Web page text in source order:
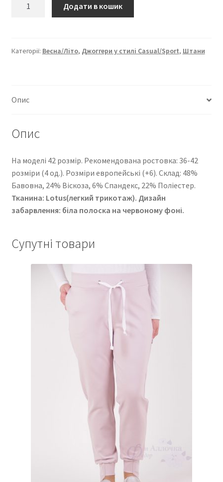
1749
Додати в кошик
Категорії: Весна/Літо, Джоггери у стилі Casual/Sport, Штани
Опис
Опис
На моделі 42 розмір. Рекомендована ростовка: 36-42
розміри (4 од.). Розміри европейські (+6). Cклад: 48%
Бавовна, 24% Віскоза, 6% Спандекс, 22% Поліестер.
Тканина: Lotus(легкий трикотаж). Дизайн
забарвлення: біла полоска на червоному фоні.
Супутні товари